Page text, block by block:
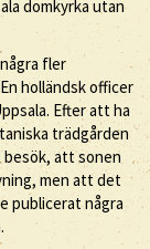
domkyrka utan
fler
holländsk officer
Efter att ha
trädgården
att sonen
men att det
publicerat några